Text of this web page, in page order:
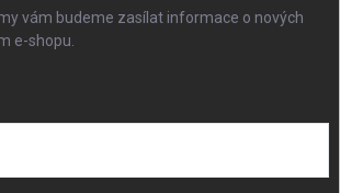
vám budeme zasílat informace o nových
e-shopu.